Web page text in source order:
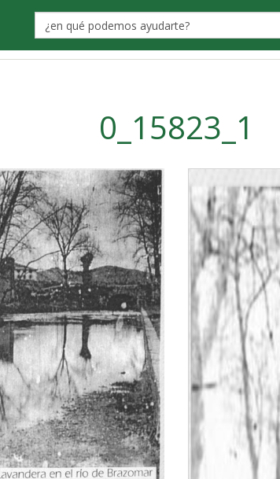
0_15823_1